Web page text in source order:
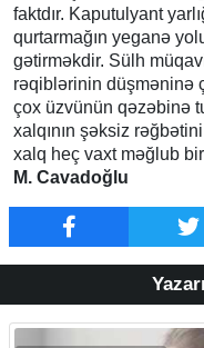
faktdır. Kaputulyant
qurtarmağın yeganə
gətirməkdir. Sülh
rəqiblərinin düşməninə
çox üzvünün qəzəbinə
xalqının şəksiz
xalq heç vaxt məğlub
M. Cavadoğlu